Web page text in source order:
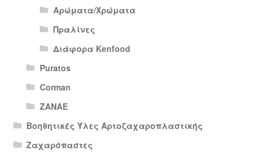
Αρώματα/Χρώματα
Πραλίνες
Διάφορα Kenfood
Puratos
Corman
ΖΑΝΑΕ
Βοηθητικές Ύλες Αρτοζαχαροπλαστικής
Ζαχαρόπαστες